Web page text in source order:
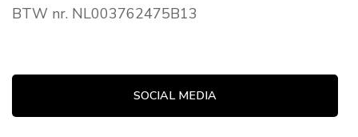
BTW nr. NL003762475B13
SOCIAL MEDIA